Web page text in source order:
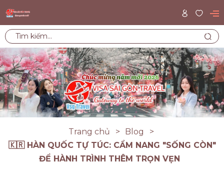
Trang chủ
Blog
🇰🇷 HÀN QUỐC TỰ TÚC: CẨM NANG "SỐNG CÒN"
ĐỂ HÀNH TRÌNH THÊM TRỌN VẸN